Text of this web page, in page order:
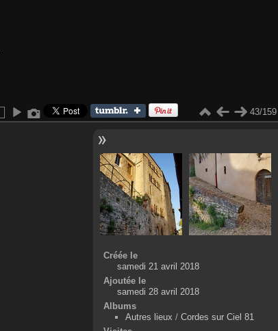
43/159
Créée le
samedi 21 avril 2018
Ajoutée le
samedi 28 avril 2018
Albums
Autres lieux /Cordes sur Ciel 81